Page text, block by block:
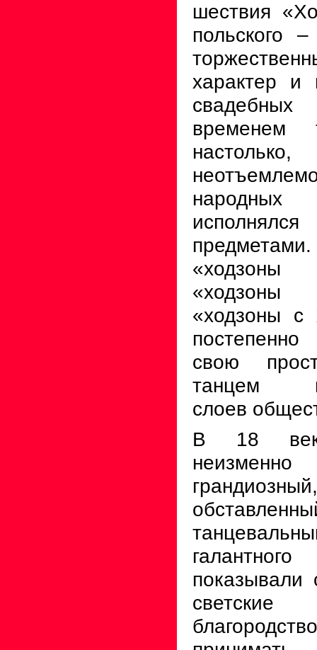
шествия
польского
характер и
временем
народных
«ходзоны
свою
танцем
слоев
В 18
неизменно
показывали